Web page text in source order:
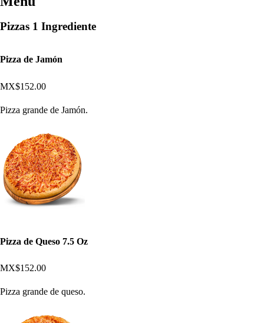
Pizzas 1 Ingrediente
Pizza de Jamón
MX$152.00
Pizza grande de Jamón.
Pizza de Queso 7.5 Oz
MX$152.00
Pizza grande de queso.